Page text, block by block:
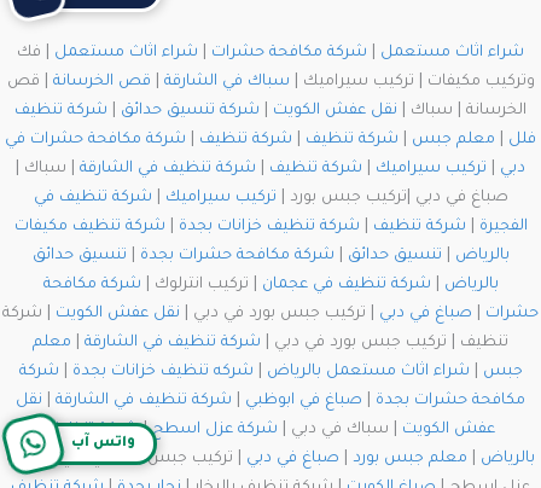
شراء اثاث مستعمل شركة مكافحة حشرات شراء اثاث مستعمل | فك
وتركيب مكيفات | تركيب سيراميك | سباك في الشارقة قص الخرسانة | قص
الخرسانة | سباك | نقل عفش الكويت شركة تنسيق حدائق
شركة تنظيف
فلل
معلم جبس شركة تنظيف شركة تنظيف
شركة مكافحة حشرات في
دبي
تركيب سيراميك شركة تنظيف شركة تنظيف في الشارقة | سباك |
صباغ في دبي |تركيب جبس بورد | تركيب سيراميك
شركة تنظيف في
الفجيرة
شركة تنظيف شركة تنظيف خزانات بجدة
شركة تنظيف مكيفات
بالرياض
تنسيق حدائق شركة مكافحة حشرات بجدة
تنسيق حدائق
بالرياض
شركة تنظيف في عجمان | تركيب انترلوك | شركة مكافحة
حشرات
صباغ في دبي | تركيب جبس بورد في دبي | نقل عفش الكويت | شركة
تنظيف | تركيب جبس بورد في دبي | شركة تنظيف في الشارقة
معلم
جبس
شراء اثاث مستعمل بالرياض شركه تنظيف خزانات بجدة
شركة
مكافحة حشرات بجدة
صباغ في ابوظبي شركة تنظيف في الشارقة
نقل
عفش الكويت | سباك في دبي | شركة عزل اسطح|شركة تنظيف
بالرياض
معلم جبس بورد صباغ في دبي
| تركيب جبس بورد في دبي | شركة
واتس آب